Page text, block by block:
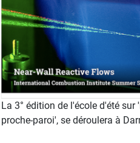
La 3° édition de l'école d'été
proche-paroi', se déroulera à